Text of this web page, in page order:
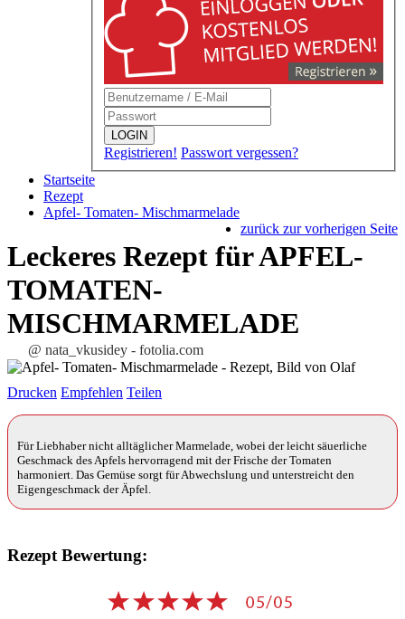
LOGIN
Registrieren! Passwort vergessen?
Startseite
Rezept
Apfel- Tomaten- Mischmarmelade
zurück zur vorherigen Seite
Leckeres Rezept fürAPFEL-
TOMATEN-
MISCHMARMELADE
@ nata_vkusidey - fotolia.com
Drucken Empfehlen Teilen
Für Liebhaber nicht alltäglicher Marmelade, wobei der leicht säuerliche
Geschmack des Apfels hervorragend mit der Frische der Tomaten
harmoniert. Das Gemüse sorgt für Abwechslung und unterstreicht den
Eigengeschmack der Äpfel.
Rezept Bewertung: